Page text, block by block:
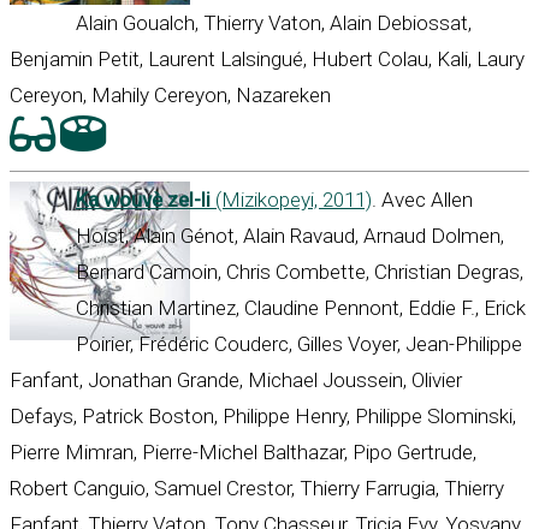
Alain Goualch, Thierry Vaton, Alain Debiossat,
Benjamin Petit, Laurent Lalsingué, Hubert Colau, Kali, Laury
Cereyon, Mahily Cereyon, Nazareken
Ka wouvè zel-li (Mizikopeyi, 2011). Avec Allen
Hoist, Alain Génot, Alain Ravaud, Arnaud Dolmen,
Bernard Camoin, Chris Combette, Christian Degras,
Christian Martinez, Claudine Pennont, Eddie F., Erick
Poirier, Frédéric Couderc, Gilles Voyer, Jean-Philippe
Fanfant, Jonathan Grande, Michael Joussein, Olivier
Defays, Patrick Boston, Philippe Henry, Philippe Slominski,
Pierre Mimran, Pierre-Michel Balthazar, Pipo Gertrude,
Robert Canguio, Samuel Crestor, Thierry Farrugia, Thierry
Fanfant, Thierry Vaton, Tony Chasseur, Tricia Evy, Yosvany